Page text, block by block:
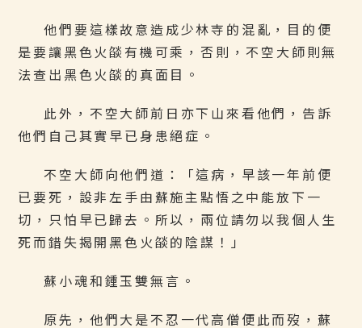
他們要這樣故意造成少林寺的混亂，目的便
是要讓黑色火燄有機可乘，否則，不空大師則無
法查出黑色火燄的真面目。
此外，不空大師前日亦下山來看他們，告訴
他們自己其實早已身患絕症。
不空大師向他們道：「這病，早該一年前便
已要死，設非左手由蘇施主點悟之中能放下一
切，只怕早已歸去。所以，兩位請勿以我個人生
死而錯失揭開黑色火燄的陰謀！」
蘇小魂和鍾玉雙無言。
原先，他們大是不忍一代高僧便此而歿，蘇